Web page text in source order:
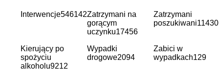
Interwencje546142Zatrzymani na
gorącym
uczynku17456
Zatrzymani
poszukiwani11430
Kierujący po
spożyciu
alkoholu9212
Wypadki
drogowe2094
Zabici w
wypadkach129